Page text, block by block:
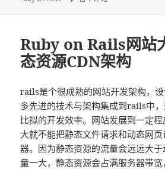
Ruby on Rails网站
态资源CDN架构
rails是个很成熟的网站开发架构，
多先进的技术与架构集成到rails中
比拟的开发效率。网站发展到一定
大就不能把静态文件请求和动态网
器。因为静态资源的流量会远远大
量一大，静态资源会占满服务器带